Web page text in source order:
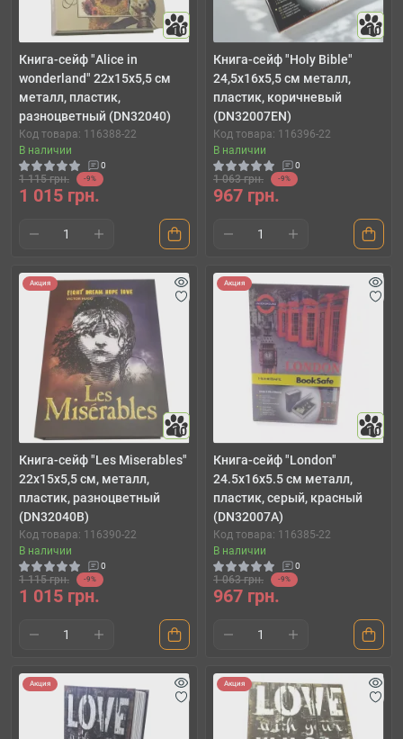
10
Книга-сейф "Alice in
wonderland" 22х15х5,5 см
металл, пластик,
разноцветный (DN32040)
Код товара: 116388-22
В наличии
0
1 115 грн. -9%
1 015 грн.
10
Книга-сейф "Holy Bible"
24,5х16х5,5 см металл,
пластик, коричневый
(DN32007EN)
Код товара: 116396-22
В наличии
0
1 063 грн. -9%
967 грн.
Акция
10
Книга-сейф "Les Miserables"
22х15х5,5 см, металл,
пластик, разноцветный
(DN32040B)
Код товара: 116390-22
В наличии
0
1 115 грн. -9%
1 015 грн.
Акция
10
Книга-сейф "London"
24.5х16х5.5 см металл,
пластик, серый, красный
(DN32007A)
Код товара: 116385-22
В наличии
0
1 063 грн. -9%
967 грн.
Акция Акция